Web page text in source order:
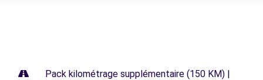
Pack kilométrage supplémentaire (150 KM) |